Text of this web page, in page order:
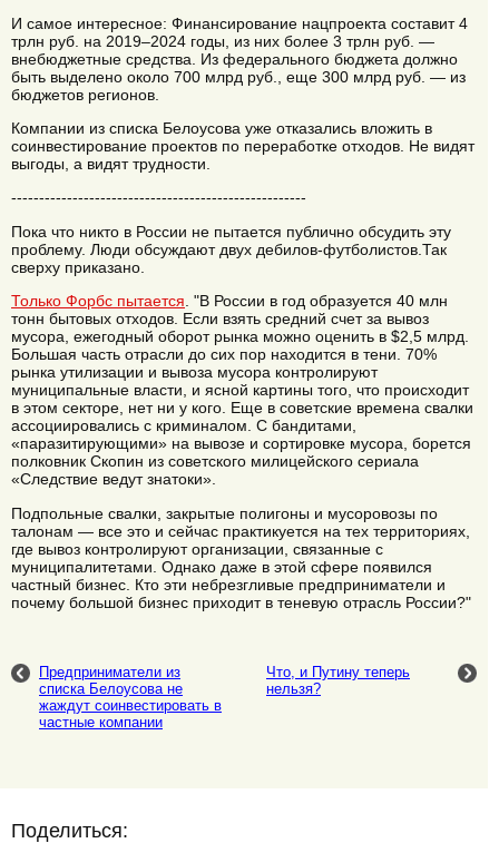
И самое интересное: Финансирование нацпроекта составит 4
трлн руб. на 2019–2024 годы, из них более 3 трлн руб. —
внебюджетные средства. Из федерального бюджета должно
быть выделено около 700 млрд руб., еще 300 млрд руб. — из
бюджетов регионов.
Компании из списка Белоусова уже отказались вложить в
соинвестирование проектов по переработке отходов. Не видят
выгоды, а видят трудности.
-----------------------------------------------------
Пока что никто в России не пытается публично обсудить эту
проблему. Люди обсуждают двух дебилов-футболистов.Так
сверху приказано.
Только Форбс пытается. "В России в год образуется 40 млн
тонн бытовых отходов. Если взять средний счет за вывоз
мусора, ежегодный оборот рынка можно оценить в $2,5 млрд.
Большая часть отрасли до сих пор находится в тени. 70%
рынка утилизации и вывоза мусора контролируют
муниципальные власти, и ясной картины того, что происходит
в этом секторе, нет ни у кого. Еще в советские времена свалки
ассоциировались с криминалом. С бандитами,
«паразитирующими» на вывозе и сортировке мусора, борется
полковник Скопин из советского милицейского сериала
«Следствие ведут знатоки».
Подпольные свалки, закрытые полигоны и мусоровозы по
талонам — все это и сейчас практикуется на тех территориях,
где вывоз контролируют организации, связанные с
муниципалитетами. Однако даже в этой сфере появился
частный бизнес. Кто эти небрезгливые предприниматели и
почему большой бизнес приходит в теневую отрасль России?"
Предприниматели из
списка Белоусова не
жаждут соинвестировать в
частные компании
Что, и Путину теперь
нельзя?
Поделиться: